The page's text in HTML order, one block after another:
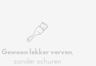
Gewoon lekker verven,
zonder schuren